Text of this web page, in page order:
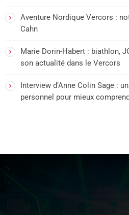
Aventure Nordique Vercors :
Cahn
Marie Dorin-Habert : biathlon,
son actualité dans le Vercors
Interview d’Anne Colin Sage :
personnel pour mieux